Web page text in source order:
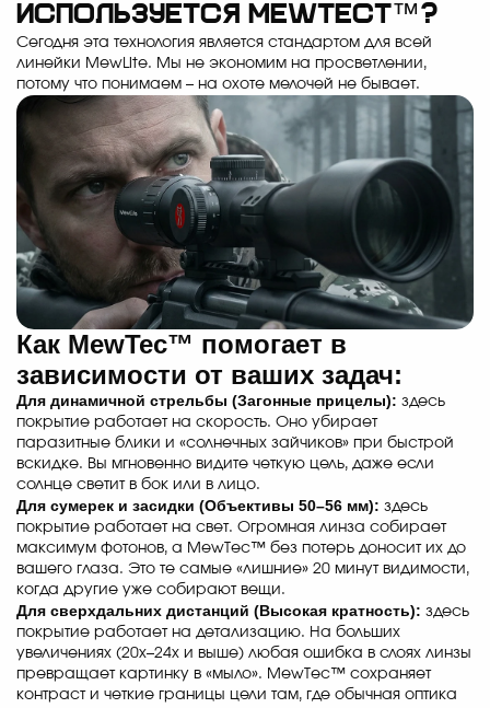
используется MewTecт™?
Сегодня эта технология является стандартом для всей
линейки MewLite. Мы не экономим на просветлении,
потому что понимаем – на охоте мелочей не бывает.
Как MewTec™ помогает в
зависимости от ваших задач:
Для динамичной стрельбы (Загонные прицелы): здесь
покрытие работает на скорость. Оно убирает
паразитные блики и «солнечных зайчиков» при быстрой
вскидке. Вы мгновенно видите четкую цель, даже если
солнце светит в бок или в лицо.
Для сумерек и засидки (Объективы 50–56 мм): здесь
покрытие работает на свет. Огромная линза собирает
максимум фотонов, а MewTec™ без потерь доносит их до
вашего глаза. Это те самые «лишние» 20 минут видимости,
когда другие уже собирают вещи.
Для сверхдальних дистанций (Высокая кратность): здесь
покрытие работает на детализацию. На больших
увеличениях (20х–24х и выше) любая ошибка в слоях линзы
превращает картинку в «мыло». MewTec™ сохраняет
контраст и четкие границы цели там, где обычная оптика